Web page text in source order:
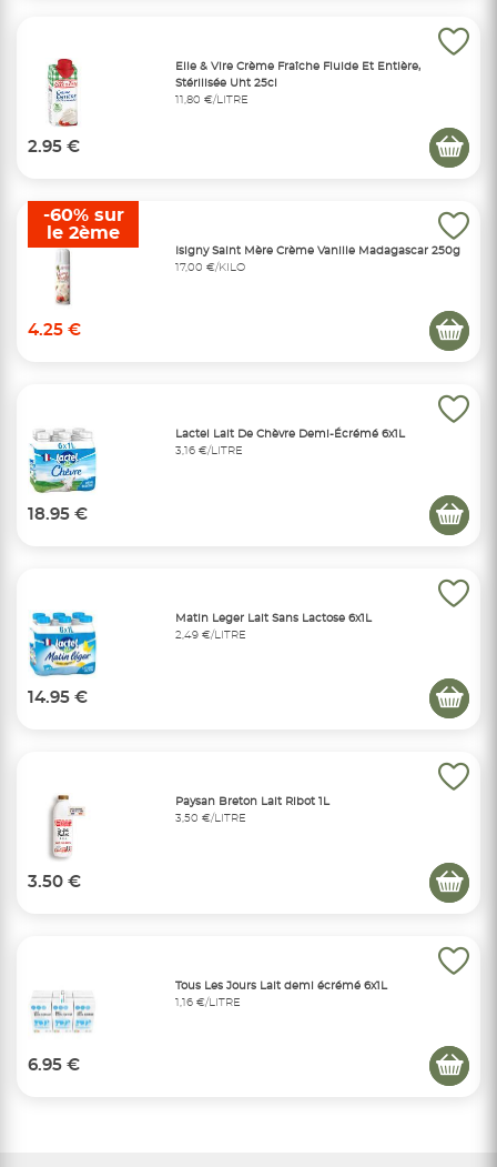
Elle & Vire Crème Fraîche Fluide Et Entière,
Stérilisée Uht 25cl
11,80 €/LITRE
2.95 €
Isigny Saint Mère Crème Vanille Madagascar 250g
17,00 €/KILO
4.25 €
-60% sur
le 2ème
Lactel Lait De Chèvre Demi-Écrémé 6x1L
3,16 €/LITRE
18.95 €
Matin Leger Lait Sans Lactose 6x1L
2,49 €/LITRE
14.95 €
Paysan Breton Lait Ribot 1L
3,50 €/LITRE
3.50 €
Tous Les Jours Lait demi écrémé 6x1L
1,16 €/LITRE
6.95 €